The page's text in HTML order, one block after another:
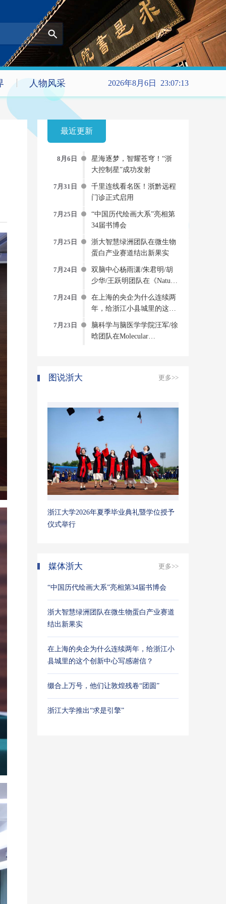
人物风采 2026年8月6日 23:07:15
最近更新
8月6日
星海逐梦，智耀苍穹！“浙
大控制星”成功发射
7月31日
千里连线看名医！浙黔远程
门诊正式启用
7月25日
“中国历代绘画大系”亮相第
34届书博会
7月25日
浙大智慧绿洲团队在微生物
蛋白产业赛道结出新果实
7月24日
双脑中心杨雨潇/朱君明/胡
少华/王跃明团队在《Nature
Computational Science》发文
构建侵入式脑机接口方法与
系统
7月24日
在上海的央企为什么连续两
年，给浙江小县城里的这个
创新中心写感谢信？
7月23日
脑科学与脑医学学院汪军/徐
晗团队在Molecular
图说浙大 更多>>
浙江大学2026年夏季毕业典礼暨学位授予
仪式举行
媒体浙大 更多>>
“中国历代绘画大系”亮相第34届书博会
浙大智慧绿洲团队在微生物蛋白产业赛道
结出新果实
在上海的央企为什么连续两年，给浙江小
县城里的这个创新中心写感谢信？
缀合上万号，他们让敦煌残卷“团圆”
浙江大学推出“求是引擎”